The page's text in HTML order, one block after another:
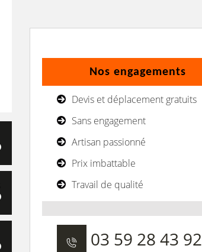
Nos engagements
Devis et déplacement gratuits
Sans engagement
Artisan passionné
Prix imbattable
Travail de qualité
03 59 28 43 92